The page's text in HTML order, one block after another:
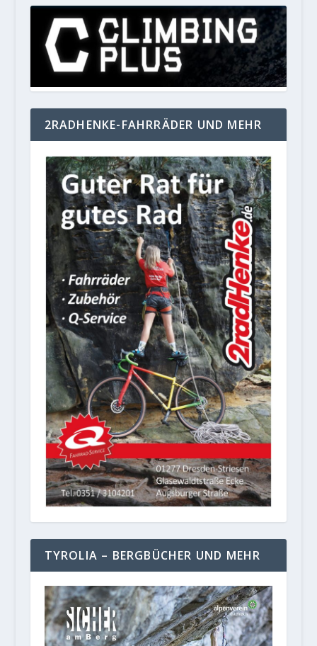
2RADHENKE-FAHRRÄDER UND MEHR
TYROLIA – BERGBÜCHER UND MEHR